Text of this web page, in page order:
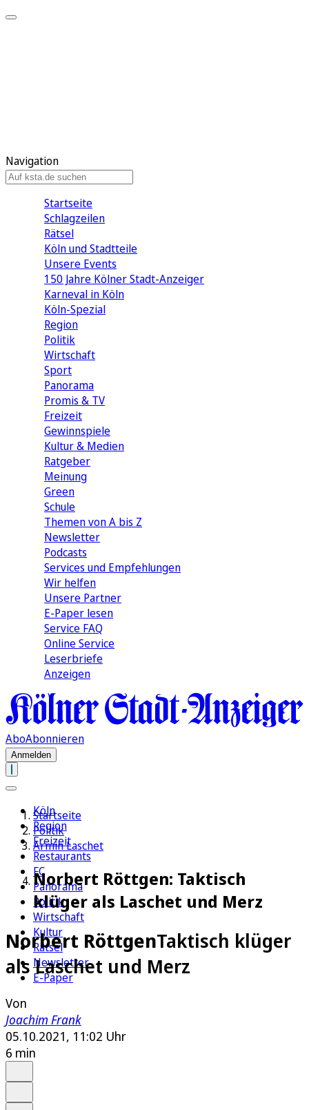
Navigation
Startseite
Schlagzeilen
Rätsel
Köln und Stadtteile
Unsere Events
150 Jahre Kölner Stadt-Anzeiger
Karneval in Köln
Köln-Spezial
Region
Politik
Wirtschaft
Sport
Panorama
Promis & TV
Freizeit
Gewinnspiele
Kultur & Medien
Ratgeber
Meinung
Green
Schule
Themen von A bis Z
Newsletter
Podcasts
Services und Empfehlungen
Wir helfen
Unsere Partner
E-Paper lesen
Service FAQ
Online Service
Leserbriefe
Anzeigen
AboAbonnieren
Anmelden
Köln
Region
Freizeit
Restaurants
FC
Panorama
Politik
Wirtschaft
Kultur
Rätsel
Newsletter
E-Paper
Startseite
Politik
Armin Laschet
Norbert Röttgen: Taktisch
klüger als Laschet und Merz
Norbert RöttgenTaktisch klüger
als Laschet und Merz
Von
Joachim Frank
05.10.2021, 11:02 Uhr
6 min